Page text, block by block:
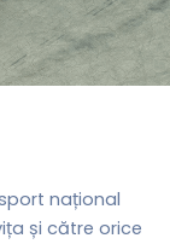
național
și către orice